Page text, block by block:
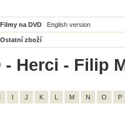
Filmy na DVD English version
Ostatní zboží
- Herci - Filip
I J K L M N O P